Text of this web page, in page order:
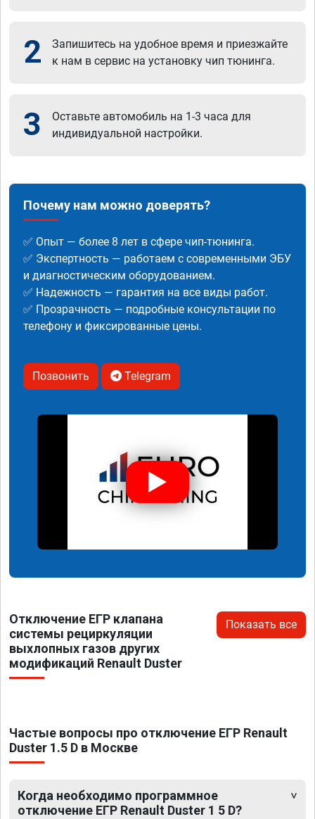
2
Запишитесь на удобное время и приезжайте
к нам в сервис на установку чип тюнинга.
3
Оставьте автомобиль на 1-3 часа для
индивидуальной настройки.
Почему нам можно доверять?
✅ Опыт — более 8 лет в сфере чип-тюнинга.
✅ Экспертность — работаем с современными ЭБУ
и диагностическим оборудованием.
✅ Надежность — гарантия на все виды работ.
✅ Прозрачность — подробные консультации по
телефону и фиксированные цены.
Позвонить Telegram
Отключение ЕГР клапана
системы рециркуляции
выхлопных газов других
модификаций Renault Duster
Показать все
Частые вопросы про отключение ЕГР Renault
Duster 1.5 D в Москве
Когда необходимо программное
отключение ЕГР Renault Duster 1 5 D?